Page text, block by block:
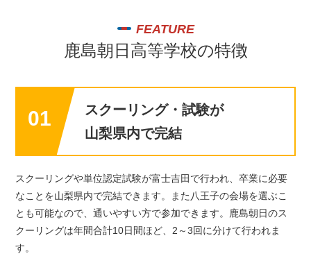
FEATURE
鹿島朝日高等学校の特徴
01
スクーリング・試験が
山梨県内で完結
スクーリングや単位認定試験が富士吉田で行われ、卒業に必要
なことを山梨県内で完結できます。また八王子の会場を選ぶこ
とも可能なので、通いやすい方で参加できます。鹿島朝日のス
クーリングは年間合計10日間ほど、2～3回に分けて行われま
す。